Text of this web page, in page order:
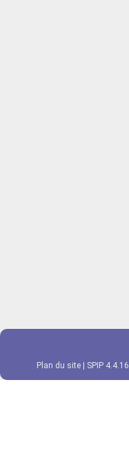
Plan du site SPIP 4.4.16